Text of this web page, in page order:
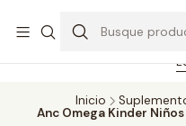
Feriado 21-05-2026 atención
día solo área Metropolitana
Pedidos hasta 16 hrs., sábados
Inicio
Anc Omega Kinder